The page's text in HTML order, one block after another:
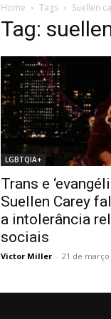
Home Tags Suellen
Tag:
LGBTQIA+
Trans e
Suellen Carey
a intolerância
sociais
Victor Miller - 21 de março